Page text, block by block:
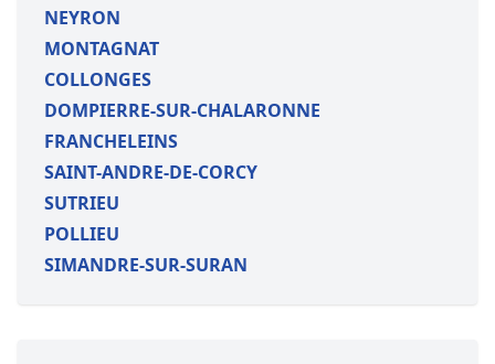
NEYRON
MONTAGNAT
COLLONGES
DOMPIERRE-SUR-CHALARONNE
FRANCHELEINS
SAINT-ANDRE-DE-CORCY
SUTRIEU
POLLIEU
SIMANDRE-SUR-SURAN